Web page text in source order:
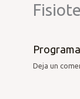
Deja un